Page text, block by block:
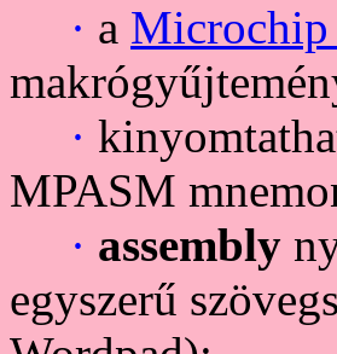
· a Microchip
·
MPASM
· assembly
egyszerű